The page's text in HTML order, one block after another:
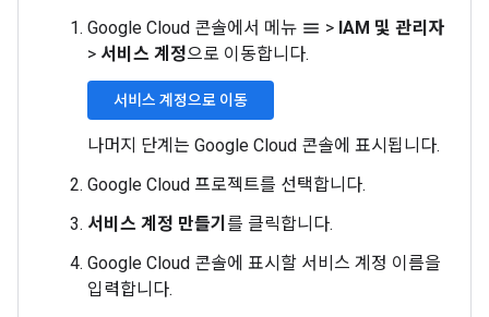
Google Cloud 콘솔에서 메뉴 menu > IAM 및 관리자
> 서비스 계정으로 이동합니다.
서비스 계정으로 이동
나머지 단계는 Google Cloud 콘솔에 표시됩니다.
Google Cloud 프로젝트를 선택합니다.
서비스 계정 만들기 를 클릭합니다.
Google Cloud 콘솔에 표시할 서비스 계정 이름을
입력합니다.